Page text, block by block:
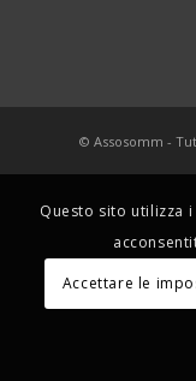
© Assosomm -
Questo sito utilizza
Accettare le